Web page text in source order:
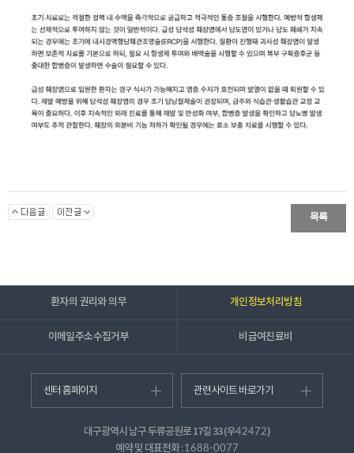
목록
환자의 권리와 의무 개인정보처리방침
이메일주소수집거부 비급여진료비
센터 홈페이지 관련사이트 바로가기
대구광역시 남구 두류공원로 17길 33 (우42472)
예약 및 대표전화 :1688-0077